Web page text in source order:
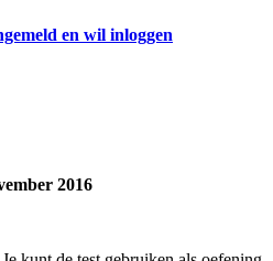
en wil inloggen
2016